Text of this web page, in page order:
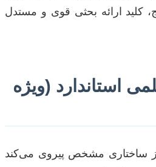
کلید ارائه بحثی قوی و مستدل
استاندارد (ویژه
ساختاری مشخص پیروی می‌کند